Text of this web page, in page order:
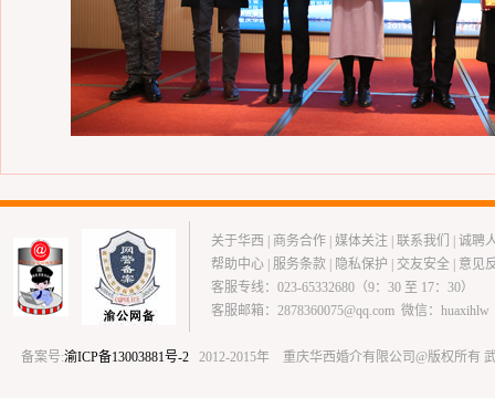
关于华西 商务合作 媒体关注 联系我们
诚聘
帮助中心 服务条款 隐私保护 交友安全
意见
客服专线：023-65332680（9：30 至 17：30）
客服邮箱：2878360075@qq.com 微信：huaxihlw
备案号:渝ICP备13003881号-2 2012-2015年 重庆华西婚介有限公司@版权所有